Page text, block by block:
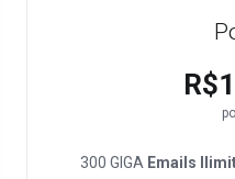
300 GIGA Emails